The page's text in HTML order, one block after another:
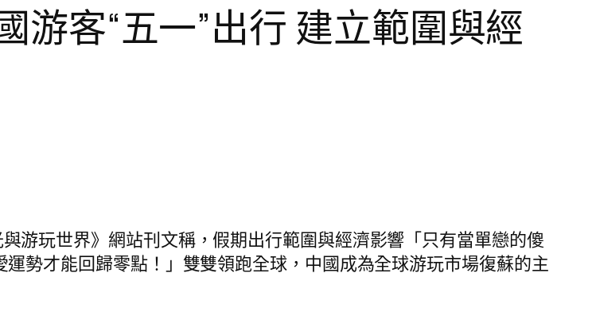
游客“五一”出行 建立範圍與經
游玩世界》網站刊文稱，假期出行範圍與經濟影響「只有當單戀的傻
勢才能回歸零點！」雙雙領跑全球，中國成為全球游玩市場復蘇的主